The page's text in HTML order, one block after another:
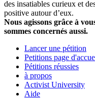
des insatiables curieux et
positive autour d’eux.
Nous agissons grâce à
sommes concernés aussi.
Lancer une pétition
Petitions page
Pétitions réussies
à propos
Activist University
Aide